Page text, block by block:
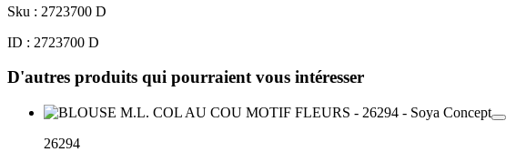
Sku : 2723700 D
ID : 2723700 D
D'autres produits qui pourraient vous intéresser
26294